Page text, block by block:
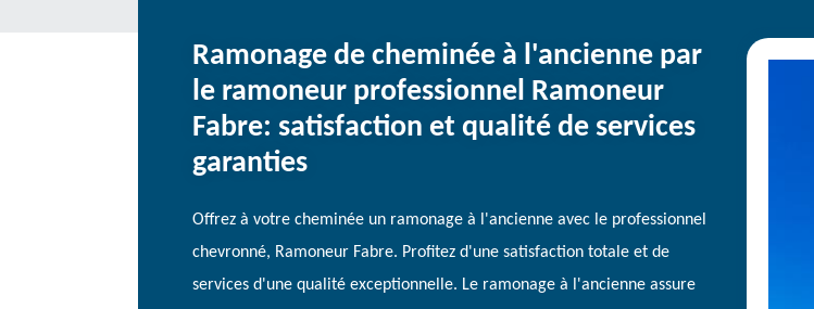
Ramonage de cheminée à l'ancienne par
le ramoneur professionnel Ramoneur
Fabre: satisfaction et qualité de services
garanties
Offrez à votre cheminée un ramonage à l'ancienne avec le professionnel
chevronné, Ramoneur Fabre. Profitez d'une satisfaction totale et de
services d'une qualité exceptionnelle. Le ramonage à l'ancienne assure